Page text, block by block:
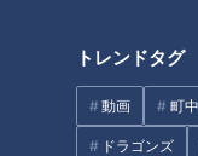
トレンドタグ
動画 町
ドラゴンズ
最大5時間待ちのかき
ジェンドが復活！猛暑
べに行きたい岐阜・各
絶品かき氷店